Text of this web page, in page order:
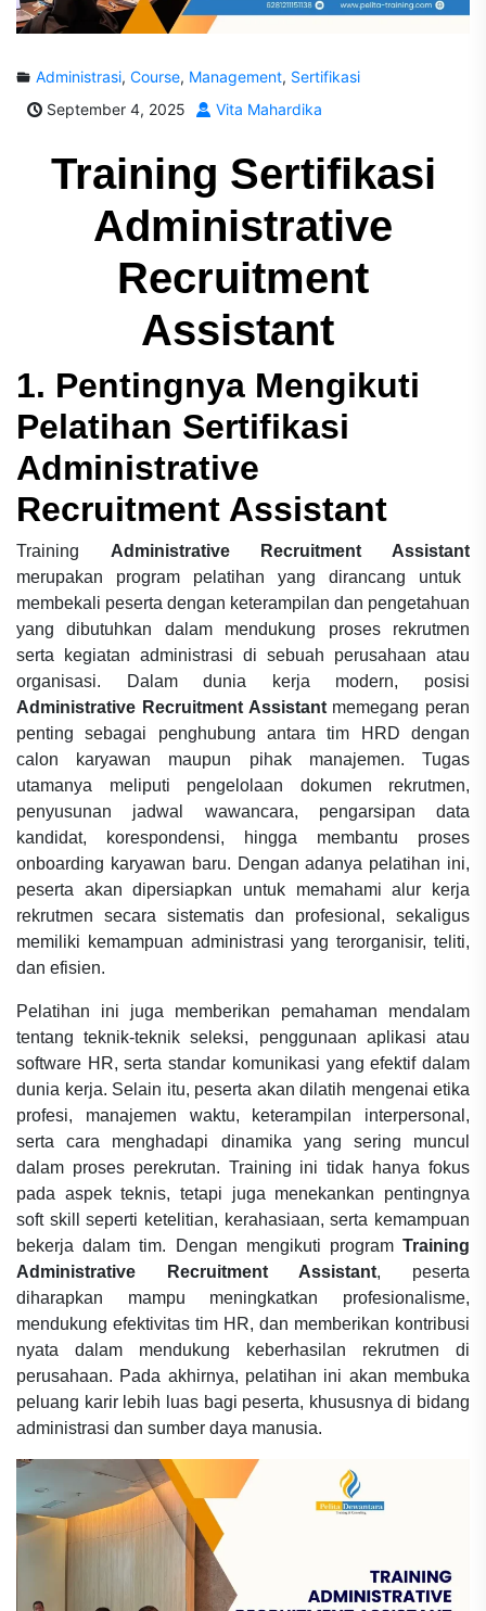
Administrasi, Course, Management, Sertifikasi
September 4, 2025
Vita Mahardika
Training Sertifikasi
Administrative
Recruitment
Assistant
1. Pentingnya Mengikuti
Pelatihan Sertifikasi
Administrative
Recruitment Assistant
Training Administrative Recruitment Assistant
merupakan program pelatihan yang dirancang untuk
membekali peserta dengan keterampilan dan pengetahuan
yang dibutuhkan dalam mendukung proses rekrutmen
serta kegiatan administrasi di sebuah perusahaan atau
organisasi. Dalam dunia kerja modern, posisi
Administrative Recruitment Assistantmemegang peran
penting sebagai penghubung antara tim HRD dengan
calon karyawan maupun pihak manajemen. Tugas
utamanya meliputi pengelolaan dokumen rekrutmen,
penyusunan jadwal wawancara, pengarsipan data
kandidat, korespondensi, hingga membantu proses
onboarding karyawan baru. Dengan adanya pelatihan ini,
peserta akan dipersiapkan untuk memahami alur kerja
rekrutmen secara sistematis dan profesional, sekaligus
memiliki kemampuan administrasi yang terorganisir, teliti,
dan efisien.
Pelatihan ini juga memberikan pemahaman mendalam
tentang teknik-teknik seleksi, penggunaan aplikasi atau
software HR, serta standar komunikasi yang efektif dalam
dunia kerja. Selain itu, peserta akan dilatih mengenai etika
profesi, manajemen waktu, keterampilan interpersonal,
serta cara menghadapi dinamika yang sering muncul
dalam proses perekrutan. Training ini tidak hanya fokus
pada aspek teknis, tetapi juga menekankan pentingnya
soft skill seperti ketelitian, kerahasiaan, serta kemampuan
bekerja dalam tim. Dengan mengikuti program Training
Administrative Recruitment Assistant, peserta
diharapkan mampu meningkatkan profesionalisme,
mendukung efektivitas tim HR, dan memberikan kontribusi
nyata dalam mendukung keberhasilan rekrutmen di
perusahaan. Pada akhirnya, pelatihan ini akan membuka
peluang karir lebih luas bagi peserta, khususnya di bidang
administrasi dan sumber daya manusia.